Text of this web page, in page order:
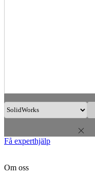
Få experthjälp
Om oss